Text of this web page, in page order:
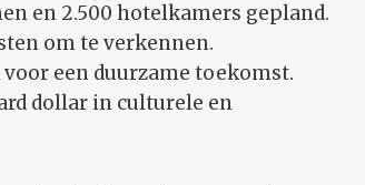
en 2.500 hotelkamers gepland.
om te verkennen.
een duurzame toekomst.
dollar in culturele en